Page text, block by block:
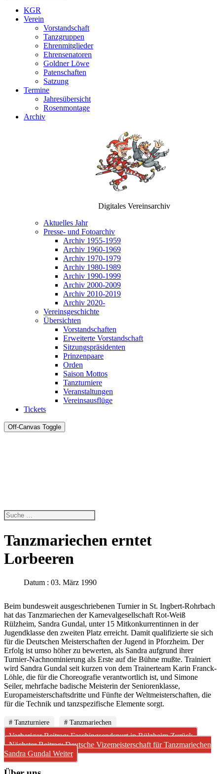
KGR
Verein
Vorstandschaft
Tanzgruppen
Ehrenmitglieder
Ehrensenatoren
Goldner Löwe
Patenschaften
Satzung
Termine
Jahresübersicht
Rosenmontage
Archiv
Digitales Vereinsarchiv
Aktuelles Jahr
Presse- und Fotoarchiv
Archiv 1955-1959
Archiv 1960-1969
Archiv 1970-1979
Archiv 1980-1989
Archiv 1990-1999
Archiv 2000-2009
Archiv 2010-2019
Archiv 2020-
Vereinsgeschichte
Übersichten
Vorstandschaften
Erweiterte Vorstandschaft
Sitzungspräsidenten
Prinzenpaare
Orden
Saison Mottos
Tanzturniere
Veranstaltungen
Vereinsausflüge
Tickets
Off-Canvas Toggle
Tanzmariechen erntet
Lorbeeren
Datum : 03. März 1990
Beim bundesweit ausgeschriebenen Turnier in St. Ingbert-Rohrbach
hat das Tanzmariechen der Karnevalgesellschaft Rot-Weiß
Rülzheim, Sandra Gundal, unter 15 Mitkonkurrentinnen in der
Jugendklasse den zweiten Platz erreicht. Damit qualifizierte sie sich
für die Deutschen Meisterschaften der Jugend in Pforzheim. Der
Erfolg ist umso höher zu bewerten, als Sandra aufgrund ihrer
Turnier-Nachnominierung als Erste auf die Bühne mußte. Trainiert
wird Sandra Gundal seit kurzen von dem Trainerteam Karin Franck-
Löhle, die für die Choreografie verantwortlich ist, und Simone
Seiler, mehrfache badische Meisterin der Seniorenklasse,
Europameisterschaftsdritte und Fünfte der Weltmeisterschaften, die
für die Technik und tanzspezifische Elemente sorgt.
# Tanzturniere # Tanzmariechen
Vorheriger Beitrag: Faschingsendspurt in RülzheimZurück
Nächster Beitrag: Deutsche Vizemeisterschaft für Tanzmariechen
Sandra Gundal Weiter